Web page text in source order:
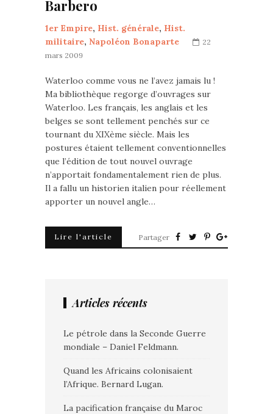
Barbero
1er Empire, Hist. générale, Hist.
militaire, Napoléon Bonaparte
22
mars 2009
Waterloo comme vous ne l’avez jamais lu !
Ma bibliothèque regorge d’ouvrages sur
Waterloo. Les français, les anglais et les
belges se sont tellement penchés sur ce
tournant du XIXème siècle. Mais les
postures étaient tellement conventionnelles
que l’édition de tout nouvel ouvrage
n’apportait fondamentalement rien de plus.
Il a fallu un historien italien pour réellement
apporter un nouvel angle…
Lire l'article Partager
Articles récents
Le pétrole dans la Seconde Guerre
mondiale – Daniel Feldmann.
Quand les Africains colonisaient
l’Afrique. Bernard Lugan.
La pacification française du Maroc